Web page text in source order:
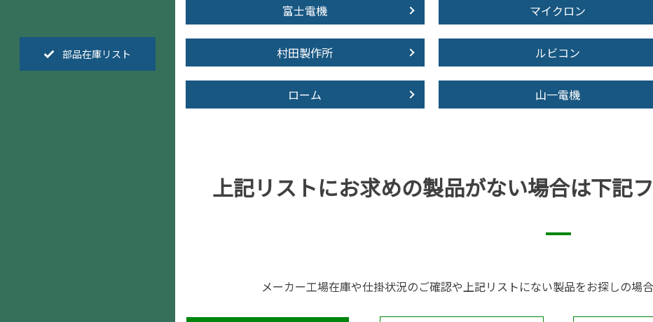
部品在庫リスト
富士電機 マイクロン
村田製作所 ルビコン
ローム 山一電機
上記リストにお求めの製品がない場合は下記
メーカー工場在庫や仕掛状況のご確認や上記リストにない製品をお探しの場